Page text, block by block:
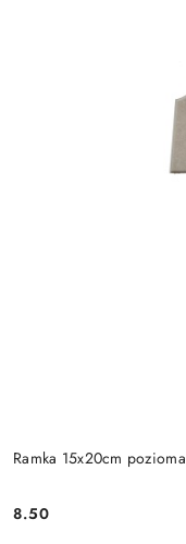
Ramka 15x20cm pozioma
Cena:
8.50